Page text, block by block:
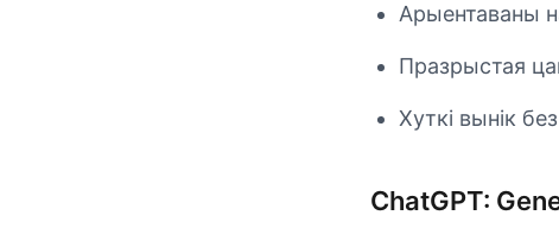
Арыентаваны
Празрыстая
Хуткі вынік
ChatGPT: